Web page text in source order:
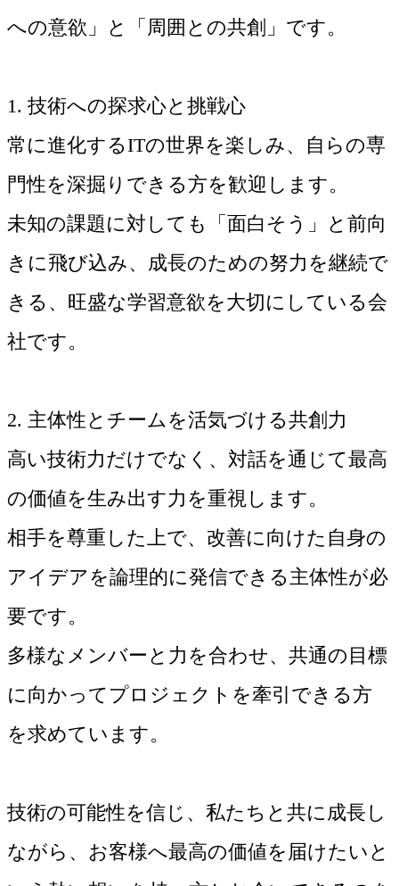
への意欲」と「周囲との共創」です。
1. 技術への探求心と挑戦心
常に進化するITの世界を楽しみ、自らの専
門性を深掘りできる方を歓迎します。
未知の課題に対しても「面白そう」と前向
きに飛び込み、成長のための努力を継続で
きる、旺盛な学習意欲を大切にしている会
社です。
2. 主体性とチームを活気づける共創力
高い技術力だけでなく、対話を通じて最高
の価値を生み出す力を重視します。
相手を尊重した上で、改善に向けた自身の
アイデアを論理的に発信できる主体性が必
要です。
多様なメンバーと力を合わせ、共通の目標
に向かってプロジェクトを牽引できる方
を求めています。
技術の可能性を信じ、私たちと共に成長し
ながら、お客様へ最高の価値を届けたいと